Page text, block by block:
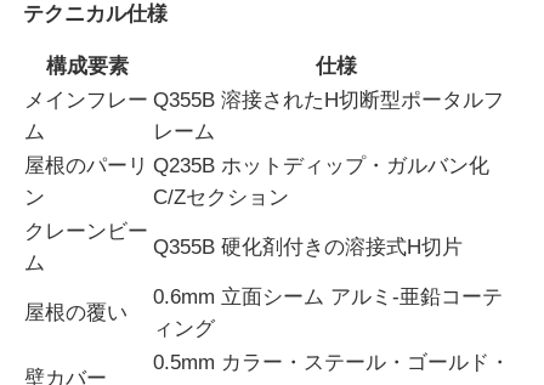
お問い合わせ
見積依頼
軽鋼製のプリファブハウス
鉄骨構造のワークショップ
テクニカル仕様
構成要素
仕様
メインフレー
ム
Q355B 溶接されたH切断型ポータルフ
レーム
屋根のパーリ
ン
Q235B ホットディップ・ガルバン化
C/Zセクション
クレーンビー
ム
Q355B 硬化剤付きの溶接式H切片
屋根の覆い
0.6mm 立面シーム アルミ-亜鉛コーテ
ィング
壁カバー
0.5mm カラー・ステール・ゴールド・